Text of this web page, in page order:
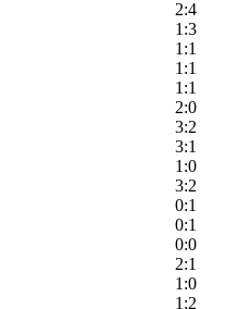
2:4
1:3
1:1
1:1
1:1
2:0
3:2
3:1
1:0
3:2
0:1
0:1
0:0
2:1
1:0
1:2